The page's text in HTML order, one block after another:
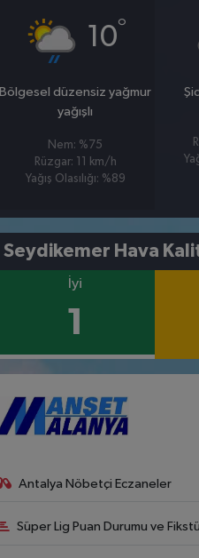
10°
Bölgesel düzensiz yağmur
yağışlı
Nem: %75
Rüzgar: 11 km/h
Yağış Olasılığı: %89
Seydikemer Hava
İyi
1
Antalya Nöbetçi Eczaneler
Süper Lig Puan Durumu ve